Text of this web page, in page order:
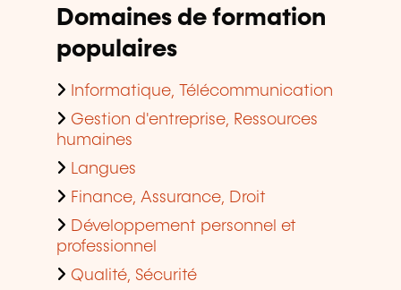
Domaines de formation
populaires
Informatique, Télécommunication
Gestion d'entreprise, Ressources
humaines
Langues
Finance, Assurance, Droit
Développement personnel et
professionnel
Qualité, Sécurité